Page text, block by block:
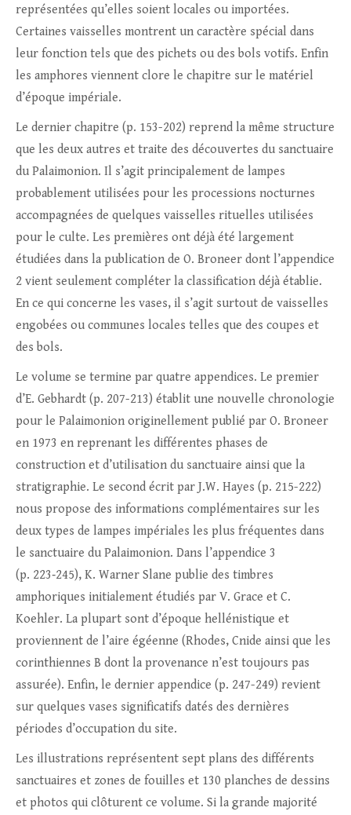
représentées qu’elles soient locales ou importées.
Certaines vaisselles montrent un caractère spécial dans
leur fonction tels que des pichets ou des bols votifs. Enfin
les amphores viennent clore le chapitre sur le matériel
d’époque impériale.
Le dernier chapitre (p. 153-202) reprend la même structure
que les deux autres et traite des découvertes du sanctuaire
du Palaimonion. Il s’agit principalement de lampes
probablement utilisées pour les processions nocturnes
accompagnées de quelques vaisselles rituelles utilisées
pour le culte. Les premières ont déjà été largement
étudiées dans la publication de O. Broneer dont l’appendice
2 vient seulement compléter la classification déjà établie.
En ce qui concerne les vases, il s’agit surtout de vaisselles
engobées ou communes locales telles que des coupes et
des bols.
Le volume se termine par quatre appendices. Le premier
d’E. Gebhardt (p. 207-213) établit une nouvelle chronologie
pour le Palaimonion originellement publié par O. Broneer
en 1973 en reprenant les différentes phases de
construction et d’utilisation du sanctuaire ainsi que la
stratigraphie. Le second écrit par J.W. Hayes (p. 215-222)
nous propose des informations complémentaires sur les
deux types de lampes impériales les plus fréquentes dans
le sanctuaire du Palaimonion. Dans l’appendice 3
(p. 223‑245), K. Warner Slane publie des timbres
amphoriques initialement étudiés par V. Grace et C.
Koehler. La plupart sont d’époque hellénistique et
proviennent de l’aire égéenne (Rhodes, Cnide ainsi que les
corinthiennes B dont la provenance n’est toujours pas
assurée). Enfin, le dernier appendice (p. 247-249) revient
sur quelques vases significatifs datés des dernières
périodes d’occupation du site.
Les illustrations représentent sept plans des différents
sanctuaires et zones de fouilles et 130 planches de dessins
et photos qui clôturent ce volume. Si la grande majorité